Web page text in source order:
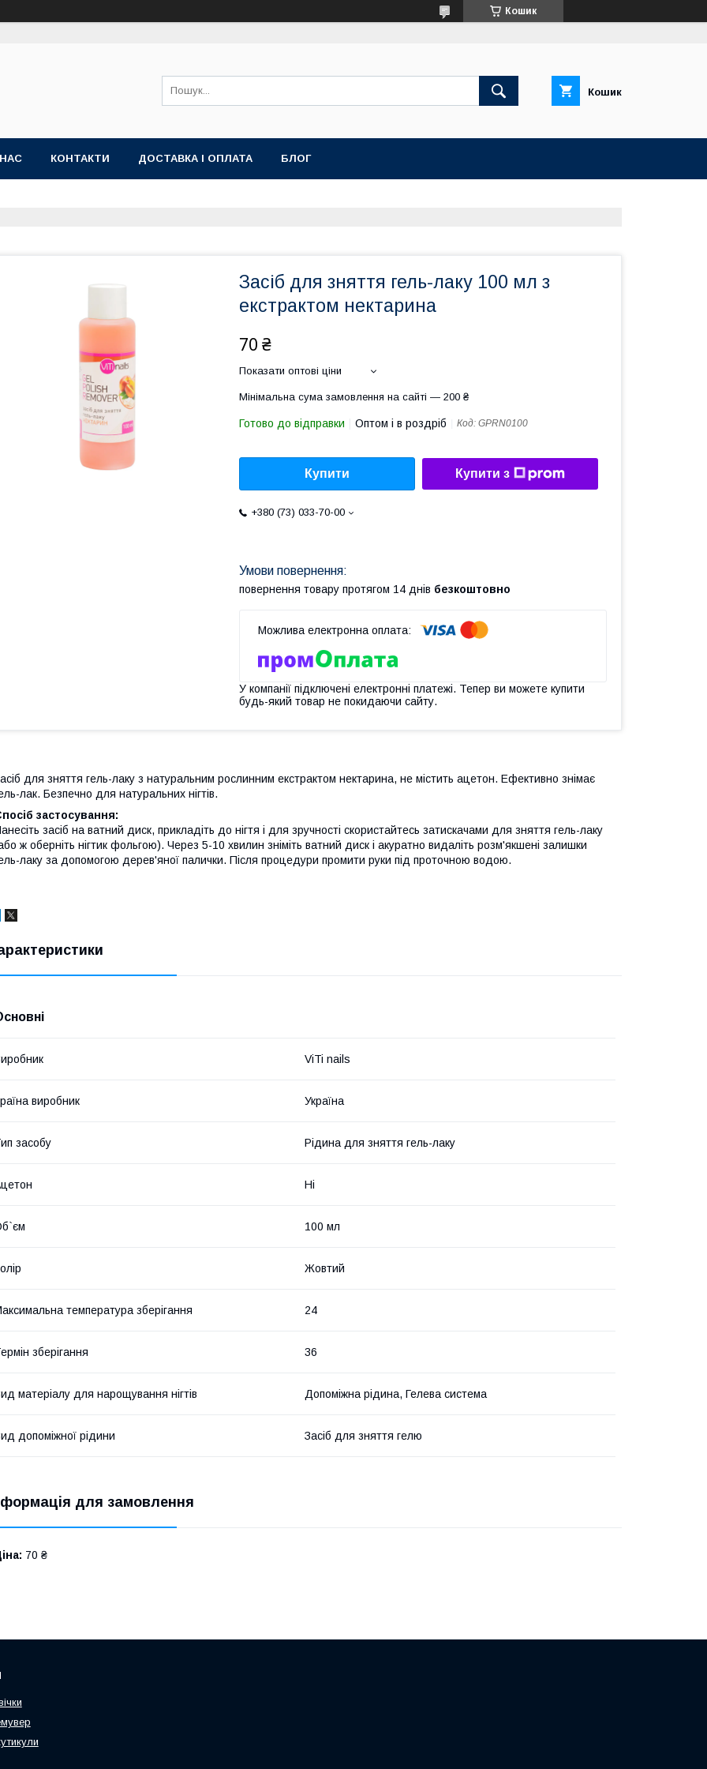
Кошик
Кошик
КОНТАКТИ ДОСТАВКА І ОПЛАТА БЛОГ
Засіб для зняття гель-лаку 100 мл з
екстрактом нектарина
70 ₴
Показати оптові ціни
Мінімальна сума замовлення на сайті — 200 ₴
Готово до відправки Оптом і в роздріб Код: GPRN0100
Купити Купити з
+380 (73) 033-70-00
повернення товару протягом 14 днів безкоштовно
У компанії підключені електронні платежі. Тепер ви можете купити
будь-який товар не покидаючи сайту.
для зняття гель-лаку з натуральним рослинним екстрактом нектарина, не містить ацетон. Ефективно знімає
лак. Безпечно для натуральних нігтів.
застосування:
засіб на ватний диск, прикладіть до нігтя і для зручності скористайтесь затискачами для зняття гель-лаку
ж оберніть нігтик фольгою). Через 5-10 хвилин зніміть ватний диск і акуратно видаліть розм'якшені залишки
лаку за допомогою дерев'яної палички. Після процедури промити руки під проточною водою.
ViTi nails
виробник Україна
засобу Рідина для зняття гель-лаку
Ні
100 мл
Жовтий
температура зберігання 24
зберігання 36
матеріалу для нарощування нігтів Допоміжна рідина, Гелева система
допоміжної рідини Засіб для зняття гелю
для замовлення
70 ₴